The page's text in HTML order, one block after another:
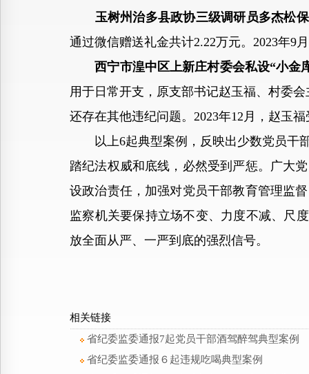
玉树州治多县政协三级调研员多杰松
通过微信赠送礼金共计2.22万元。2023年9
西宁市湟中区上新庄村委会私设“小金
用于日常开支，原支部书记赵玉福、村委
还存在其他违纪问题。2023年12月，赵玉
以上6起典型案例，反映出少数党员干部
踏纪法权威和底线，必然受到严惩。广大
设政治责任，加强对党员干部教育管理监
监察机关要保持立场不变、力度不减、尺
放全面从严、一严到底的强烈信号。
相关链接
省纪委监委通报7起党员干部酒驾醉驾典型案例
省纪委监委通报６起违规吃喝典型案例